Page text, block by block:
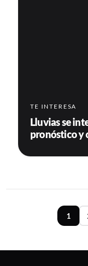
TE INTERESA
Lluvias se
pronóstico y
1